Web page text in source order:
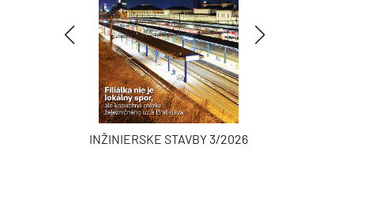
INŽINIERSKE STAVBY 3/2026